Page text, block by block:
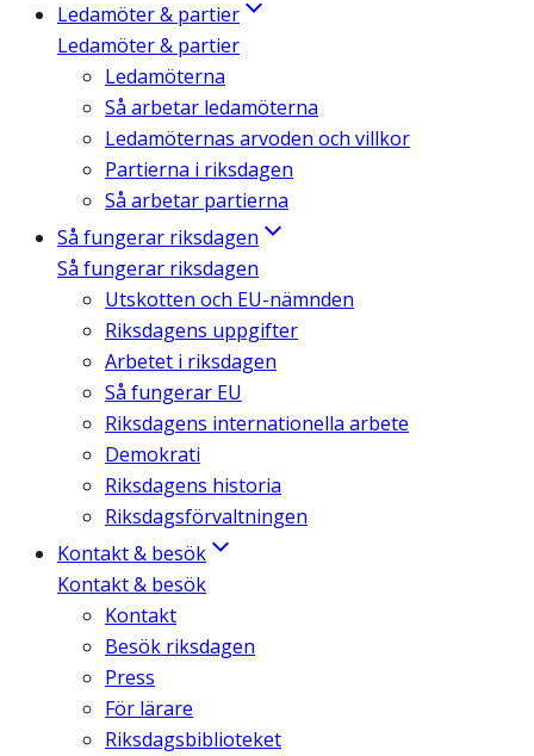
Ledamöter & partier
Ledamöter & partier
Ledamöterna
Så arbetar ledamöterna
Ledamöternas arvoden och villkor
Partierna i riksdagen
Så arbetar partierna
Så fungerar riksdagen
Så fungerar riksdagen
Utskotten och EU-nämnden
Riksdagens uppgifter
Arbetet i riksdagen
Så fungerar EU
Riksdagens internationella arbete
Demokrati
Riksdagens historia
Riksdagsförvaltningen
Kontakt & besök
Kontakt & besök
Kontakt
Besök riksdagen
Press
För lärare
Riksdagsbiblioteket